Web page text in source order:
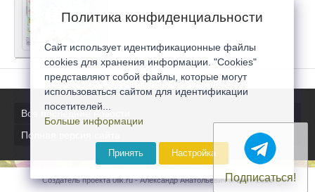
Все последние новости
Полная версия сайта
Создатель проекта 0lik.ru - Александр Анатольевич © 2007-2026
Подписаться!
Политика конфиденциальности
Сайт использует идентификационные файлы
cookies для хранения информации. "Cookies"
представляют собой файлы, которые могут
использоваться сайтом для идентификации
посетителей...
Больше информации
Принять Настройка